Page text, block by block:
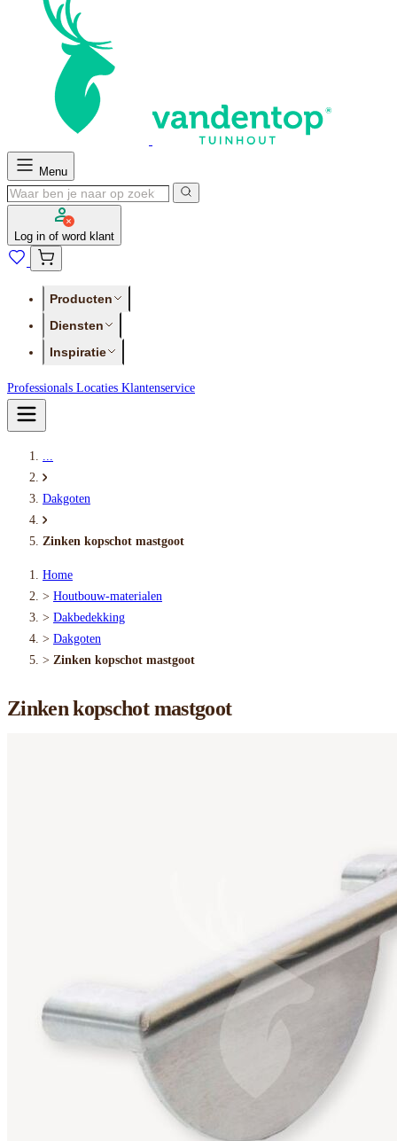
Menu
Log in of word klant
Producten
Diensten
Inspiratie
Professionals Locaties Klantenservice
...
Dakgoten
Zinken kopschot mastgoot
Home
> Houtbouw-materialen
> Dakbedekking
> Dakgoten
> Zinken kopschot mastgoot
Zinken kopschot mastgoot